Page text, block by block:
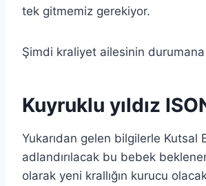
tek gitmemiz gerekiyor.
Şimdi kraliyet ailesinin durumana
Kuyruklu yıldız
Yukarıdan gelen bilgilerle Kutsal
adlandırılacak bu bebek
olarak yeni krallığın kurucu